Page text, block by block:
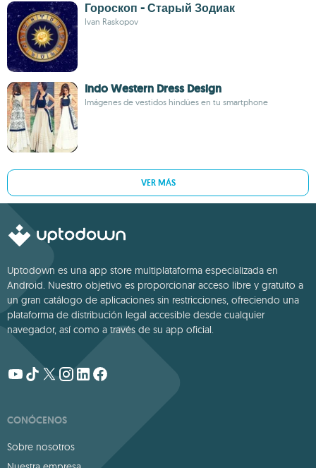
Гороскоп - Старый Зодиак
Ivan Raskopov
Indo Western Dress Design
Imágenes de vestidos hindúes en tu smartphone
VER MÁS
Uptodown es una app store multiplataforma especializada en
Android. Nuestro objetivo es proporcionar acceso libre y gratuito a
un gran catálogo de aplicaciones sin restricciones, ofreciendo una
plataforma de distribución legal accesible desde cualquier
navegador, así como a través de su app oficial.
CONÓCENOS
Sobre nosotros